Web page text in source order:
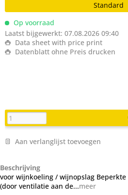
Standard
Op voorraad
Laatst bijgewerkt: 07.08.2026 09:40
Data sheet with price print
Datenblatt ohne Preis drucken
Aan verlanglijst toevoegen
Beschrijving
voor wijnkoeling / wijnopslag
(door ventilatie aan de...meer